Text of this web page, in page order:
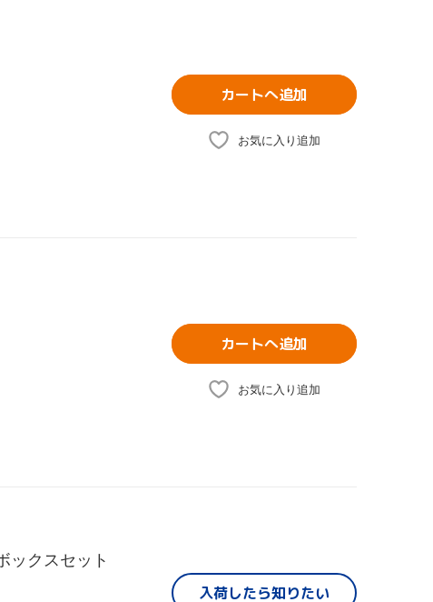
カートへ追加
お気に入り追加
カートへ追加
お気に入り追加
ックスセット
入荷したら知りたい